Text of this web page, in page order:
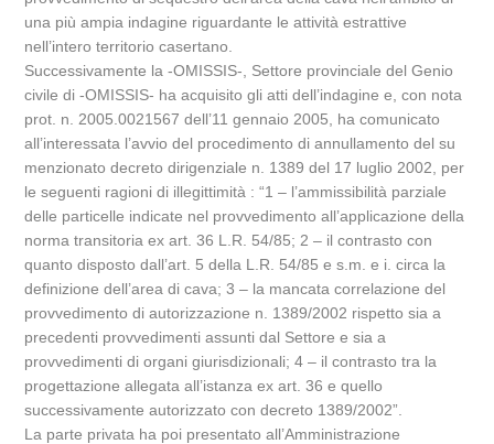
una più ampia indagine riguardante le attività estrattive
nell’intero territorio casertano.
Successivamente la -OMISSIS-, Settore provinciale del Genio
civile di -OMISSIS- ha acquisito gli atti dell’indagine e, con nota
prot. n. 2005.0021567 dell’11 gennaio 2005, ha comunicato
all’interessata l’avvio del procedimento di annullamento del su
menzionato decreto dirigenziale n. 1389 del 17 luglio 2002, per
le seguenti ragioni di illegittimità : “1 – l’ammissibilità parziale
delle particelle indicate nel provvedimento all’applicazione della
norma transitoria ex art. 36 L.R. 54/85; 2 – il contrasto con
quanto disposto dall’art. 5 della L.R. 54/85 e s.m. e i. circa la
definizione dell’area di cava; 3 – la mancata correlazione del
provvedimento di autorizzazione n. 1389/2002 rispetto sia a
precedenti provvedimenti assunti dal Settore e sia a
provvedimenti di organi giurisdizionali; 4 – il contrasto tra la
progettazione allegata all’istanza ex art. 36 e quello
successivamente autorizzato con decreto 1389/2002”.
La parte privata ha poi presentato all’Amministrazione